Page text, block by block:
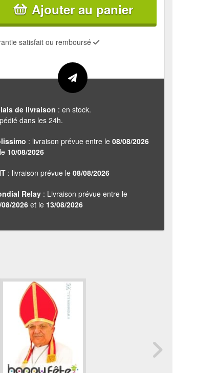
Ajouter au panier
satisfait ou remboursé
de livraison : en stock.
dans les 24h.
: livraison prévue entre le 08/08/2026
10/08/2026
: livraison prévue le 08/08/2026
Relay : Livraison prévue entre le
08/2026 et le 13/08/2026